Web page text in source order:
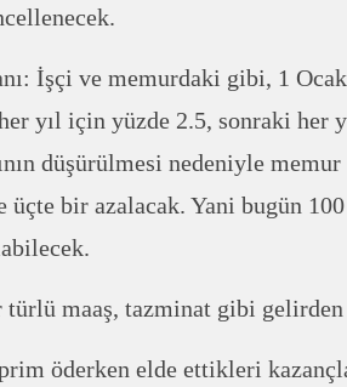
İşçi ve memurdaki gibi, 1
yıl için yüzde 2.5, sonraki her
düşürülmesi nedeniyle
üçte bir azalacak. Yani bugün
türlü maaş, tazminat gibi
öderken elde ettikleri